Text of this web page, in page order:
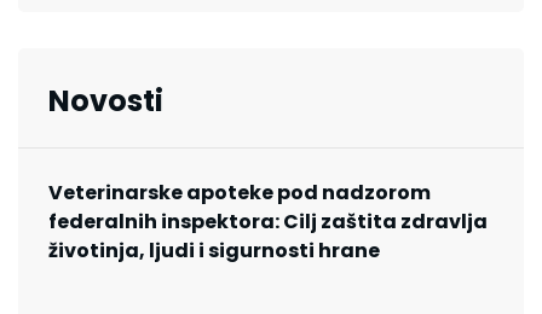
Novosti
Veterinarske apoteke pod nadzorom
federalnih inspektora: Cilj zaštita zdravlja
životinja, ljudi i sigurnosti hrane